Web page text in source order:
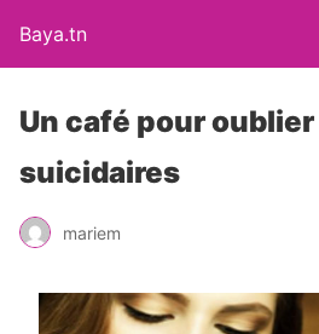
Baya.tn
Un café pour
suicidaires
mariem